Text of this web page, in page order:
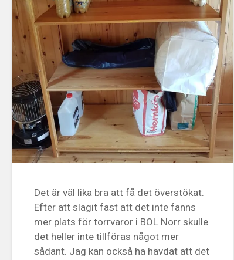
Det är väl lika bra att få det överstökat.
Efter att slagit fast att det inte fanns
mer plats för torrvaror i BOL Norr skulle
det heller inte tillföras något mer
sådant. Jag kan också ha hävdat att det